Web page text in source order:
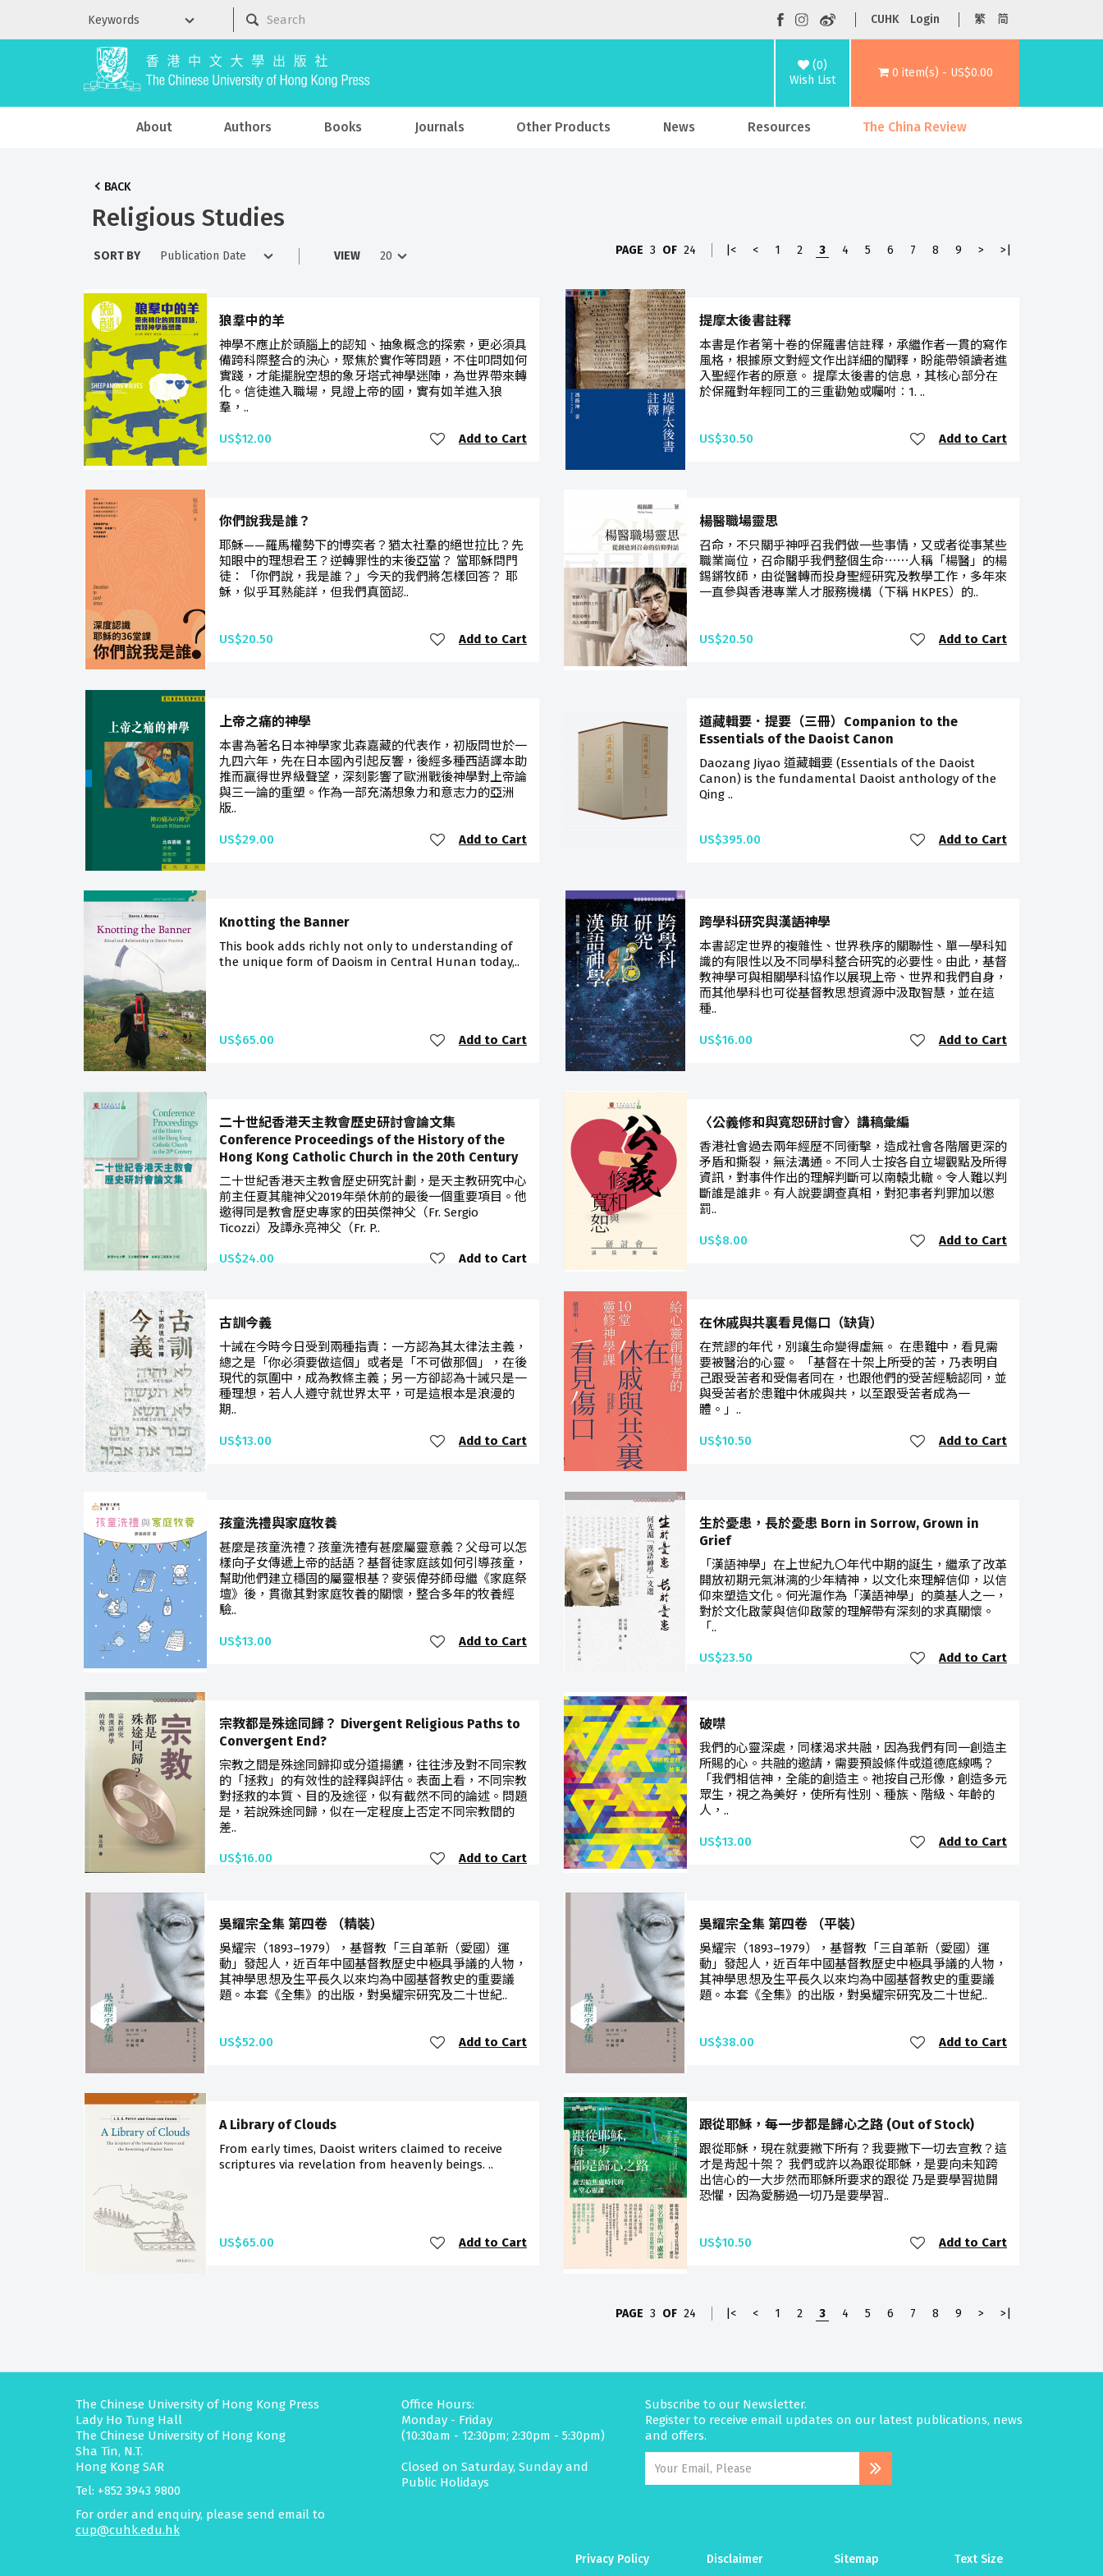
CUHK Login 繁 简
(0)
Wish List
0 item(s) - US$0.00
About Authors Books Journals Other Products News Resources The China Review
BACK
Religious Studies
SORT BY VIEW PAGE 3 OF 24 |< < 1 2 3 4 5 6 7 8 9 > >|
狼羣中的羊
神學不應止於頭腦上的認知、抽象概念的探索，更必須具
備跨科際整合的決心，聚焦於實作等問題，不住叩問如何
實踐，才能擺脫空想的象牙塔式神學迷陣，為世界帶來轉
化。信徒進入職場，見證上帝的國，實有如羊進入狼
羣，..
US$12.00 Add to Cart
提摩太後書註釋
本書是作者第十卷的保羅書信註釋，承繼作者一貫的寫作
風格，根據原文對經文作出詳細的闡釋，盼能帶領讀者進
入聖經作者的原意。 提摩太後書的信息，其核心部分在
於保羅對年輕同工的三重勸勉或囑咐︰1. ..
US$30.50 Add to Cart
你們說我是誰？
耶穌——羅馬權勢下的博奕者？猶太社羣的絕世拉比？先
知眼中的理想君王？逆轉罪性的末後亞當？ 當耶穌問門
徒：「你們說，我是誰？」今天的我們將怎樣回答？ 耶
穌，似乎耳熟能詳，但我們真箇認..
US$20.50 Add to Cart
楊醫職場靈思
召命，不只關乎神呼召我們做一些事情，又或者從事某些
職業崗位，召命關乎我們整個生命⋯⋯人稱「楊醫」的楊
錫鏘牧師，由從醫轉而投身聖經研究及教學工作，多年來
一直參與香港專業人才服務機構（下稱 HKPES）的..
US$20.50 Add to Cart
上帝之痛的神學
本書為著名日本神學家北森嘉藏的代表作，初版問世於一
九四六年，先在日本國內引起反響，後經多種西語譯本助
推而贏得世界級聲望，深刻影響了歐洲戰後神學對上帝論
與三一論的重塑。作為一部充滿想象力和意志力的亞洲
版..
US$29.00 Add to Cart
道藏輯要．提要（三冊）Companion to the
Essentials of the Daoist Canon
Daozang Jiyao 道藏輯要 (Essentials of the Daoist
Canon) is the fundamental Daoist anthology of the
Qing ..
US$395.00 Add to Cart
Knotting the Banner
This book adds richly not only to understanding of
the unique form of Daoism in Central Hunan today,..
US$65.00 Add to Cart
跨學科研究與漢語神學
本書認定世界的複雜性、世界秩序的關聯性、單一學科知
識的有限性以及不同學科整合研究的必要性。由此，基督
教神學可與相關學科協作以展現上帝、世界和我們自身，
而其他學科也可從基督教思想資源中汲取智慧，並在這
種..
US$16.00 Add to Cart
二十世紀香港天主教會歷史研討會論文集
Conference Proceedings of the History of the
Hong Kong Catholic Church in the 20th Century
二十世紀香港天主教會歷史研究計劃，是天主教研究中心
前主任夏其龍神父2019年榮休前的最後一個重要項目。他
邀得同是教會歷史專家的田英傑神父（Fr. Sergio
Ticozzi）及譚永亮神父（Fr. P..
US$24.00 Add to Cart
〈公義修和與寬恕研討會〉講稿彙編
香港社會過去兩年經歷不同衝擊，造成社會各階層更深的
矛盾和撕裂，無法溝通。不同人士按各自立場觀點及所得
資訊，對事件作出的理解判斷可以南轅北轍。令人難以判
斷誰是誰非。有人說要調查真相，對犯事者判罪加以懲
罰..
US$8.00 Add to Cart
古訓今義
十誡在今時今日受到兩種指責：一方認為其太律法主義，
總之是「你必須要做這個」或者是「不可做那個」，在後
現代的氛圍中，成為教條主義；另一方卻認為十誡只是一
種理想，若人人遵守就世界太平，可是這根本是浪漫的
期..
US$13.00 Add to Cart
在休戚與共裏看見傷口（缺貨）
在荒謬的年代，別讓生命變得虛無。 在患難中，看見需
要被醫治的心靈。 「基督在十架上所受的苦，乃表明自
己跟受苦者和受傷者同在，也跟他們的受苦經驗認同，並
與受苦者於患難中休戚與共，以至跟受苦者成為一
體。」..
US$10.50 Add to Cart
孩童洗禮與家庭牧養
甚麼是孩童洗禮？孩童洗禮有甚麼屬靈意義？父母可以怎
樣向子女傳遞上帝的話語？基督徒家庭該如何引導孩童，
幫助他們建立穩固的屬靈根基？麥張偉芬師母繼《家庭祭
壇》後，貫徹其對家庭牧養的關懷，整合多年的牧養經
驗..
US$13.00 Add to Cart
生於憂患，長於憂患 Born in Sorrow, Grown in
Grief
「漢語神學」在上世紀九〇年代中期的誕生，繼承了改革
開放初期元氣淋漓的少年精神，以文化來理解信仰，以信
仰來塑造文化。何光滬作為「漢語神學」的奠基人之一，
對於文化啟蒙與信仰啟蒙的理解帶有深刻的求真關懷。
「..
US$23.50 Add to Cart
宗教都是殊途同歸？ Divergent Religious Paths to
Convergent End?
宗教之間是殊途同歸抑或分道揚鑣，往往涉及對不同宗教
的「拯救」的有效性的詮釋與評估。表面上看，不同宗教
對拯救的本質、目的及途徑，似有截然不同的論述。問題
是，若說殊途同歸，似在一定程度上否定不同宗教間的
差..
US$16.00 Add to Cart
破噤
我們的心靈深處，同樣渴求共融，因為我們有同一創造主
所賜的心。共融的邀請，需要預設條件或道德底線嗎？
「我們相信神，全能的創造主。祂按自己形像，創造多元
眾生，視之為美好，使所有性別、種族、階級、年齡的
人，..
US$13.00 Add to Cart
吳耀宗全集 第四卷 （精裝）
吳耀宗（1893–1979），基督教「三自革新（愛國）運
動」發起人，近百年中國基督教歷史中極具爭議的人物，
其神學思想及生平長久以來均為中國基督教史的重要議
題。本套《全集》的出版，對吳耀宗研究及二十世紀..
US$52.00 Add to Cart
吳耀宗全集 第四卷 （平裝）
吳耀宗（1893–1979），基督教「三自革新（愛國）運
動」發起人，近百年中國基督教歷史中極具爭議的人物，
其神學思想及生平長久以來均為中國基督教史的重要議
題。本套《全集》的出版，對吳耀宗研究及二十世紀..
US$38.00 Add to Cart
A Library of Clouds
From early times, Daoist writers claimed to receive
scriptures via revelation from heavenly beings. ..
US$65.00 Add to Cart
跟從耶穌，每一步都是歸心之路 (Out of Stock)
跟從耶穌，現在就要撇下所有？我要撇下一切去宣教？這
才是背起十架？ 我們或許以為跟從耶穌，是要向未知跨
出信心的一大步然而耶穌所要求的跟從 乃是要學習拋開
恐懼，因為愛勝過一切乃是要學習..
US$10.50 Add to Cart
PAGE 3 OF 24 |< < 1 2 3 4 5 6 7 8 9 > >|
The Chinese University of Hong Kong Press
Lady Ho Tung Hall
The Chinese University of Hong Kong
Sha Tin, N.T.
Hong Kong SAR
Tel: +852 3943 9800
For order and enquiry, please send email to
cup@cuhk.edu.hk
Office Hours:
Monday - Friday
(10:30am - 12:30pm; 2:30pm - 5:30pm)
Closed on Saturday, Sunday and
Public Holidays
Subscribe to our Newsletter.
Register to receive email updates on our latest publications, news
and offers.
Privacy Policy Disclaimer Sitemap Text Size